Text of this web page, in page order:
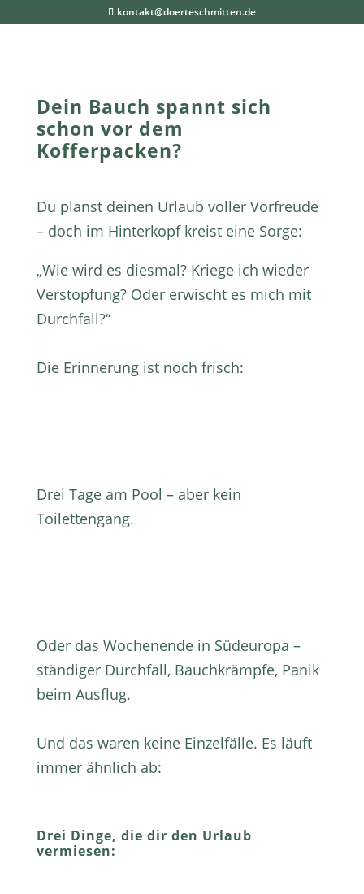
Akkordeon geschlossenkontakt@doerteschmitten.de
Dein Bauch spannt sich
schon vor dem
Kofferpacken?
Du planst deinen Urlaub voller Vorfreude
– doch im Hinterkopf kreist eine Sorge:
„Wie wird es diesmal? Kriege ich wieder
Verstopfung? Oder erwischt es mich mit
Durchfall?“
Die Erinnerung ist noch frisch:
Drei Tage am Pool – aber kein
Toilettengang.
Oder das Wochenende in Südeuropa –
ständiger Durchfall, Bauchkrämpfe, Panik
beim Ausflug.
Und das waren keine Einzelfälle. Es läuft
immer ähnlich ab:
Drei Dinge, die dir den Urlaub
vermiesen: